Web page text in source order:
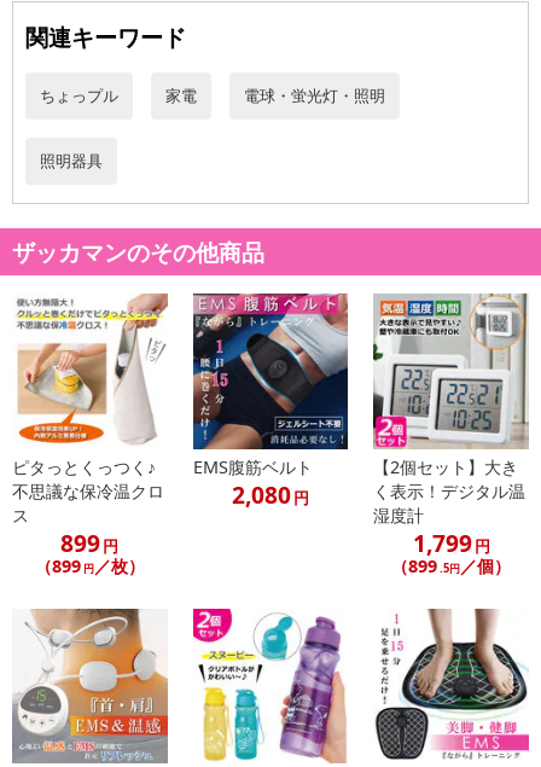
SMD採用！驚きの明るさと長時間点灯を実現！
360℃しっかり明るい爆光LEDランタンライト！
アウトドアはもちろん、停電時や防災用にも◎
スライドして点灯！使わない時はコンパクトに収納♪
※※とても強い光ですので、直接覗き込んだりしないでください※※
材質：PS
電源：単四乾電池3本使用(別売り)
備考：SMD式
・商品サイズ：使用時/69×140mm、収納時/69×96mm
関連キーワード
ちょっプル 家電 電球・蛍光灯・照明
照明器具
ザッカマンのその他商品
ピタっとくっつく♪
不思議な保冷温クロ
ス
899円
（899 円／枚）
EMS腹筋ベルト
2,080円
【2個セット】大き
く表示！デジタル温
湿度計
1,799円
（899.5円 ／個）